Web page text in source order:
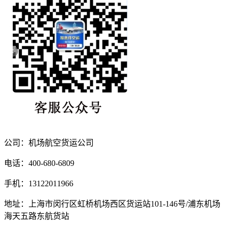
公司：机场航空货运公司
电话：400-680-6809
手机：13122011966
地址：上海市闵行区虹桥机场西区货运站101-146号/浦东机场
海天五路东航货站